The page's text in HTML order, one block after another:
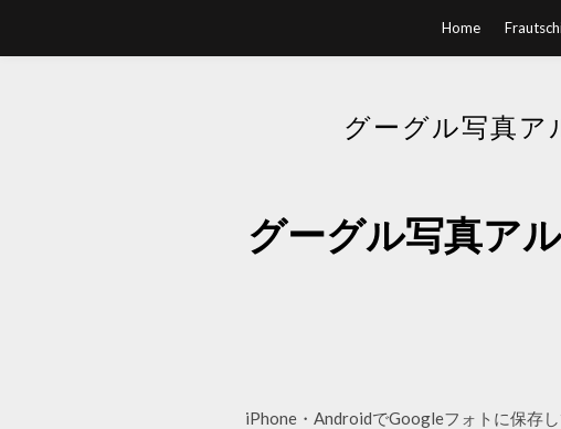
Home
グーグル写真
グーグル写真ア
iPhone・AndroidでGoogleフォトに保存